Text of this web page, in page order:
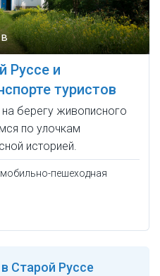
Руссе и
туристов
берегу живописного
по улочкам
историей.
пешеходная
Старой Руссе